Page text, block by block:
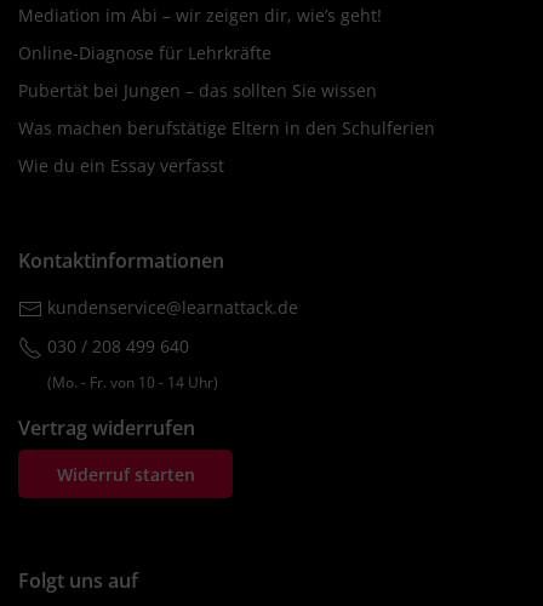
Mediation im Abi – wir zeigen dir, wie’s geht!
Online-Diagnose für Lehrkräfte
Pubertät bei Jungen – das sollten Sie wissen
Was machen berufstätige Eltern in den Schulferien
Wie du ein Essay verfasst
Kontaktinformationen
kundenservice@learnattack.de
030 / 208 499 640
(Mo. ‐ Fr. von 10 ‐ 14 Uhr)
Vertrag widerrufen
Widerruf starten
Folgt uns auf